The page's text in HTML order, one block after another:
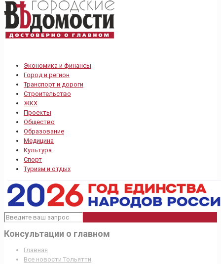
Экономика и финансы
Город и регион
Транспорт и дороги
Строительство
ЖКХ
Проекты
Общество
Образование
Медицина
Культура
Спорт
Туризм и отдых
Консультации о главном
Главная
Все новости Тольятти